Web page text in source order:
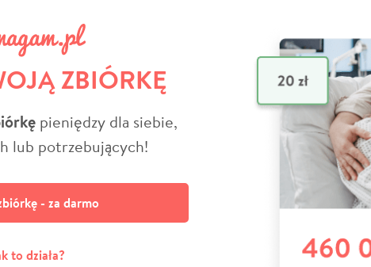
ZBIÓRKĘ
pieniędzy dla siebie,
lub potrzebujących!
- za darmo
to działa?